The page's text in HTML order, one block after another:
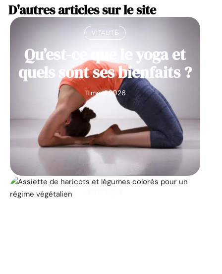
D'autres articles sur le site
VITALITÉ
Qu’est-ce que le yoga et
quels sont ses bienfaits ?
11 mars 2026